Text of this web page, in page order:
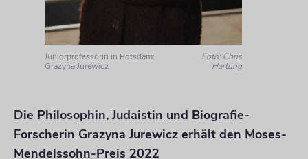
Juniorprofessorin in Potsdam:
Grazyna Jurewicz
Foto: Chris
Hartung
Die Philosophin, Judaistin und Biografie-
Forscherin Grazyna Jurewicz erhält den Moses-
Mendelssohn-Preis 2022